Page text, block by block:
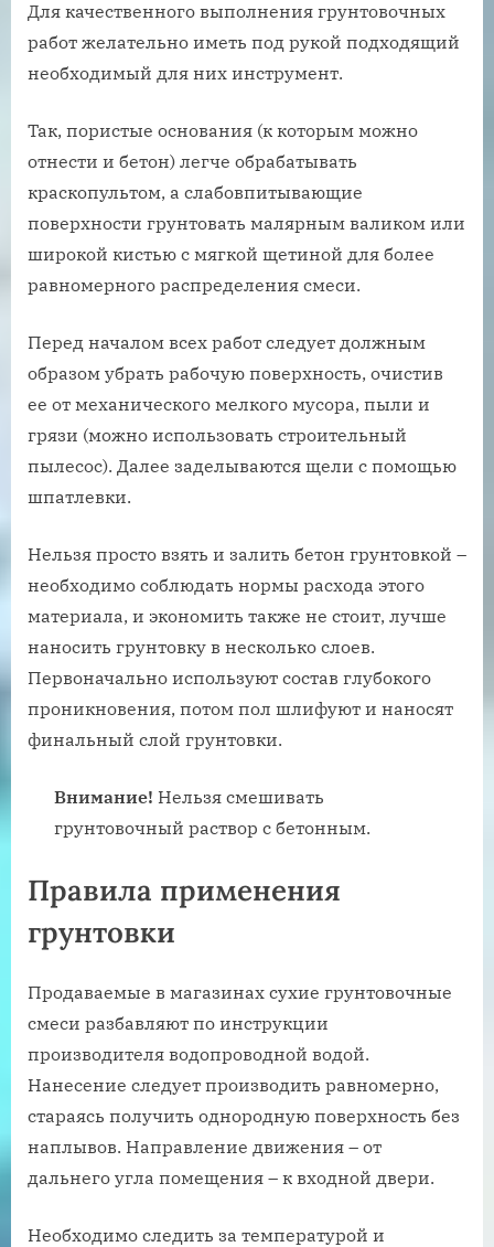
Для качественного выполнения грунтовочных
работ желательно иметь под рукой подходящий
необходимый для них инструмент.
Так, пористые основания (к которым можно
отнести и бетон) легче обрабатывать
краскопультом, а слабовпитывающие
поверхности грунтовать малярным валиком или
широкой кистью с мягкой щетиной для более
равномерного распределения смеси.
Перед началом всех работ следует должным
образом убрать рабочую поверхность, очистив
ее от механического мелкого мусора, пыли и
грязи (можно использовать строительный
пылесос). Далее заделываются щели с помощью
шпатлевки.
Нельзя просто взять и залить бетон грунтовкой –
необходимо соблюдать нормы расхода этого
материала, и экономить также не стоит, лучше
наносить грунтовку в несколько слоев.
Первоначально используют состав глубокого
проникновения, потом пол шлифуют и наносят
финальный слой грунтовки.
Внимание! Нельзя смешивать
грунтовочный раствор с бетонным.
Правила применения
грунтовки
Продаваемые в магазинах сухие грунтовочные
смеси разбавляют по инструкции
производителя водопроводной водой.
Нанесение следует производить равномерно,
стараясь получить однородную поверхность без
наплывов. Направление движения – от
дальнего угла помещения – к входной двери.
Необходимо следить за температурой и